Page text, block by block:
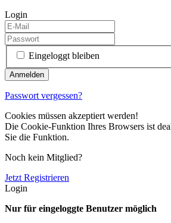
Login
Eingeloggt bleiben
Passwort vergessen?
Cookies müssen akzeptiert werden!
Die Cookie-Funktion Ihres Browsers ist
Sie die Funktion.
Noch kein Mitglied?
Jetzt Registrieren
Login
Nur für eingeloggte Benutzer möglich